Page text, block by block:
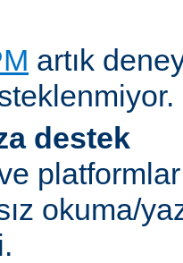
artık
destek
okuma/